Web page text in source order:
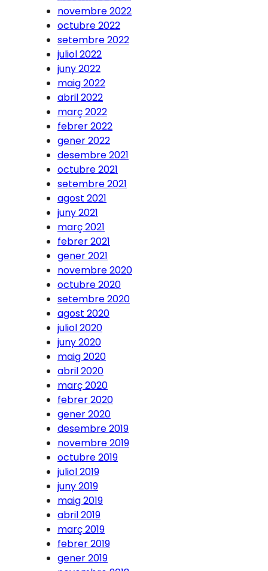
novembre 2022
octubre 2022
setembre 2022
juliol 2022
juny 2022
maig 2022
abril 2022
març 2022
febrer 2022
gener 2022
desembre 2021
octubre 2021
setembre 2021
agost 2021
juny 2021
març 2021
febrer 2021
gener 2021
novembre 2020
octubre 2020
setembre 2020
agost 2020
juliol 2020
juny 2020
maig 2020
abril 2020
març 2020
febrer 2020
gener 2020
desembre 2019
novembre 2019
octubre 2019
juliol 2019
juny 2019
maig 2019
abril 2019
març 2019
febrer 2019
gener 2019